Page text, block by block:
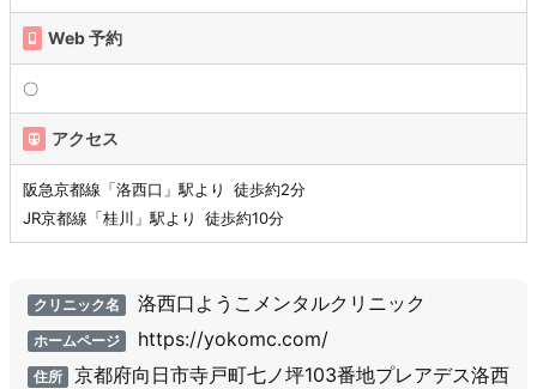
Web 予約
〇
アクセス
阪急京都線「洛西口」駅より 徒歩約2分
JR京都線「桂川」駅より 徒歩約10分
クリニック名 洛西口ようこメンタルクリニック
ホームページ https://yokomc.com/
住所 京都府向日市寺戸町七ノ坪103番地プレアデス洛西